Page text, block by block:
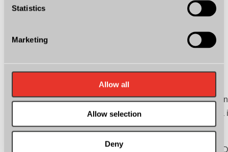
Statistics
Marketing
Allow all
Allow selection
Deny
dokumenty serwisowe, faktury za naprawy,
Zamiana auta — sprzedaż i zakup w jednym miejscu
Jeśli sprzedajesz stare auto i od razu szukasz nowego,
warto rozważyć zamianę (trade-in) w jednym miejscu.
Oddajesz swoje auto, dopłacasz różnicę i wyjeżdżasz
— bez dwóch osobnych transakcji, bez szukania kupca i
bez okresu, w którym jesteś bez auta.
Sprawdź aktualną ofertę samochodów używanych w